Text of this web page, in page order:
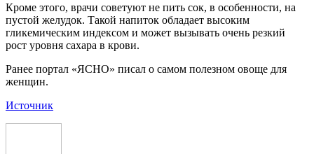
Кроме этого, врачи советуют не пить сок, в особенности, на
пустой желудок. Такой напиток обладает высоким
гликемическим индексом и может вызывать очень резкий
рост уровня сахара в крови.
Ранее портал «ЯСНО» писал о самом полезном овоще для
женщин.
Источник